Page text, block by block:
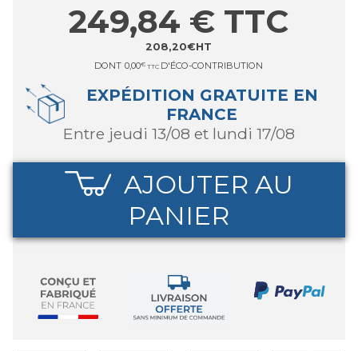
208,20€HT
249,84 € TTC
DONT 0,00€ TTC D'ÉCO-CONTRIBUTION
EXPÉDITION GRATUITE EN
FRANCE
entre jeudi 13/08 et lundi 17/08
AJOUTER AU
PANIER